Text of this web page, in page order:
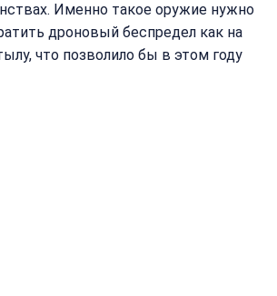
Именно такое оружие нужно
дроновый беспредел как на
что позволило бы в этом году